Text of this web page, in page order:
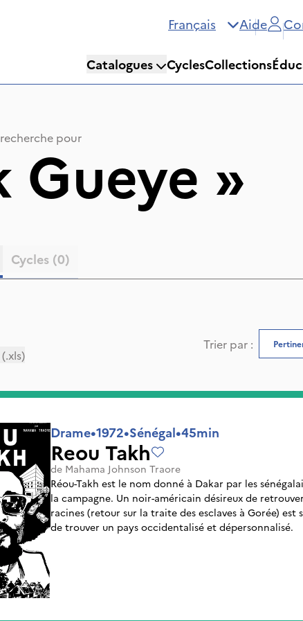
Français Aide
Catalogues CyclesCollections
pour
Gueye »
Cycles (0)
(.xls)
Trier par :
Drame•1972•Sénégal•45min
Reou Takh
de Mahama Johnson Traore
Réou-Takh est le nom donné à Dakar par les
la campagne. Un noir-américain désireux de retrouver ses
racines (retour sur la traite des esclaves à Gorée) est
de trouver un pays occidentalisé et dépersonnalisé.